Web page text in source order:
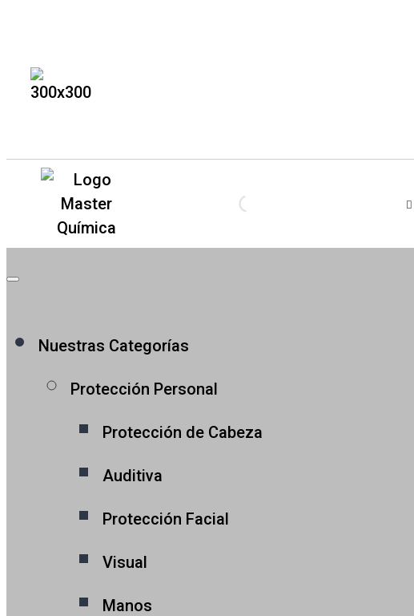
Nuestras Categorías
Protección Personal
Protección de Cabeza
Auditiva
Protección Facial
Visual
Manos